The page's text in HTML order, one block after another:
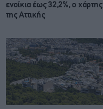
ενοίκια έως 32,2%, ο χάρτης
της Αττικής